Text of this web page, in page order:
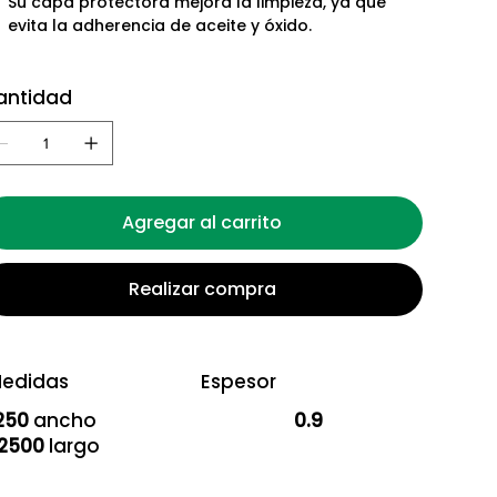
evita la adherencia de aceite y óxido.
Agregar al carrito
Realizar compra
ancho
largo
Espesor
0.9